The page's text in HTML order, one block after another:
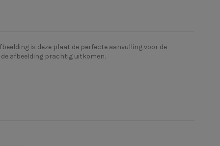
is deze plaat de perfecte aanvulling voor de
afbeelding prachtig uitkomen.